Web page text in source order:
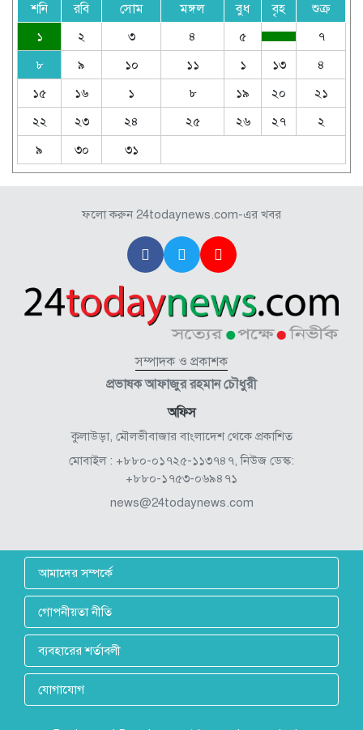
শনি রবি সোম মঙ্গল বুধ বৃহ শুক্র
১ ২ ৩ ৪ ৫
৭
৮
৯ ১০ ১১ ১ ১৩
৪
১৫
১৬ ১ ৮ ১৯ ২০
২১
২২
২৩ ২৪ ২৫ ২৬ ২৭
২
৯
৩০ ৩১
ফলো করুন 24todaynews.com-এর খবর
সম্পাদক ও প্রকাশক
প্রভাষক আফাজুর রহমান চৌধুরী
অফিস
কুলাউড়া, মৌলভীবাজার বাংলাদেশ থেকে প্রকাশিত
মোবাইল : +৮৮০-০১৭২৫-১১৩৭৪৭, নিউজ ডেস্ক:
+৮৮০-১৭৫৩-০৬৯৪৭১
news@24todaynews.com
আমাদের সম্পর্কে
গোপনীয়তা নীতি
ব্যবহারের শর্তাবলী
যোগাযোগ